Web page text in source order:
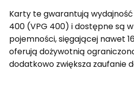
Karty te gwarantują
400 (VPG 400) i dostępne są
pojemności, sięgającej nawet
oferują dożywotnią
dodatkowo zwiększa zaufanie